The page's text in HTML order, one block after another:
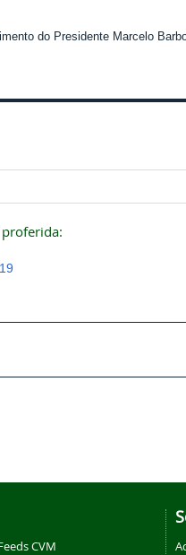
do Presidente Marcelo
proferida:
CVM